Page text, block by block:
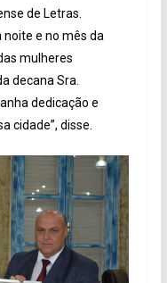
de Letras.
e no mês da
mulheres
decana Sra.
dedicação e
cidade”, disse.